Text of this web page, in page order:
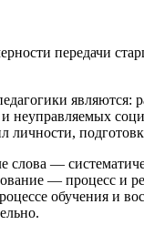
передачи
являются:
неуправляемых
личности,
слова —
— процесс и
обучения и